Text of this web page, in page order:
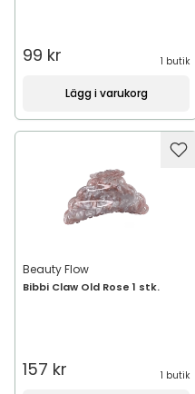
99 kr 1 butik
Lägg i varukorg
Beauty Flow
Bibbi Claw Old Rose 1 stk.
157 kr 1 butik